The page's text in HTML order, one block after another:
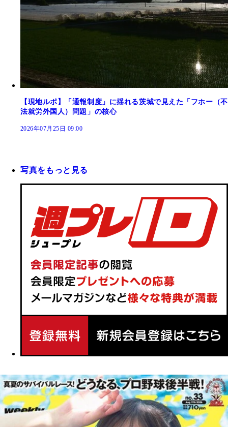
【現地ルポ】「通報制度」に揺れる茨城で見えた「フホー（不
法就労外国人）問題」の核心
2026年07月25日 09:00
写真をもっと見る